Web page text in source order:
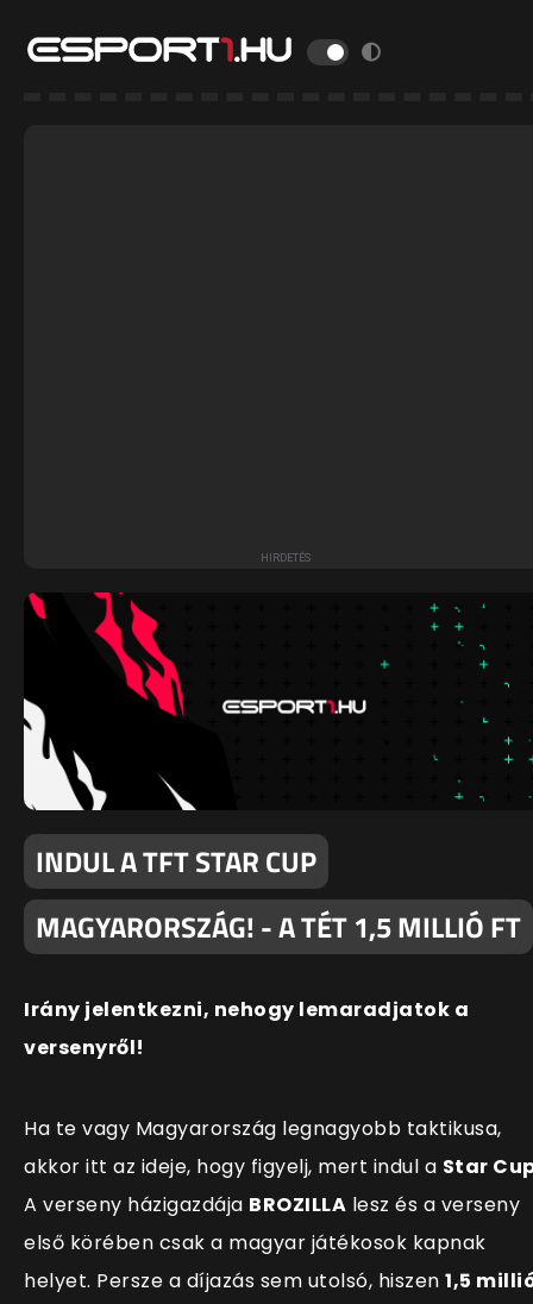
INDUL A TFT STAR CUP
MAGYARORSZÁG! - A TÉT 1,5 MILLIÓ FT
Irány jelentkezni, nehogy lemaradjatok a
versenyről!
Ha te vagy Magyarország legnagyobb taktikusa,
akkor itt az ideje, hogy figyelj, mert indul a Star
A verseny házigazdája BROZILLA lesz és a verseny
első körében csak a magyar játékosok kapnak
helyet. Persze a díjazás sem utolsó, hiszen 1,5